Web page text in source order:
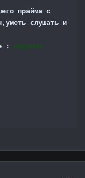
прайма с
слушать и
:
arty.privet